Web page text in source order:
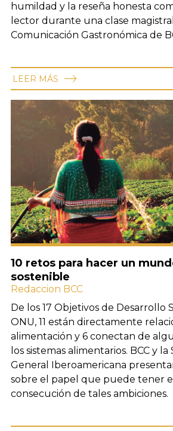
humildad y la reseña honesta
lector durante una clase
Comunicación Gastronómica de
LEER MÁS
10 retos para hacer un
sostenible
Redaccion BCC
De los 17 Objetivos de Desarrollo
ONU, 11 están directamente
alimentación y 6 conectan de
los sistemas alimentarios. BCC y
General Iberoamericana
sobre el papel que puede tener
consecución de tales ambiciones.